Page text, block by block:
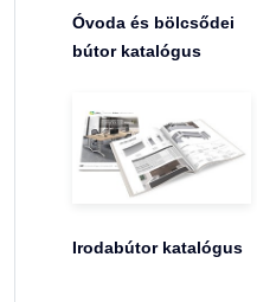
Óvoda és bölcsődei
bútor katalógus
Irodabútor katalógus